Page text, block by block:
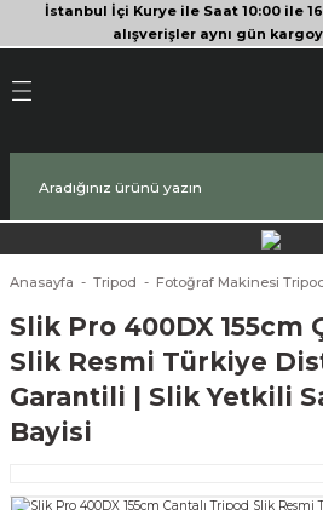
İstanbul İçi Kurye ile Saat 10:00 ile
alışverişler aynı gün
Geri Dön
Makinesi
Makinesi
Geri Dön
Geri Dön
Kameralar
Geri Dön
Geri Dön
Aksesuarları
Geri Dön
Geri Dön
Tripodları
Tripodlar
Geri Dön
Geri Dön
Geri Dön
Geri Dön
Anasayfa Tripod Fotoğraf Makinesi
Slik Pro 400DX 155cm
Slik Resmi Türkiye
Garantili | Slik Yetkili
Bayisi